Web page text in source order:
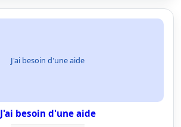
J'ai besoin d'une aide
J'ai besoin d'une aide